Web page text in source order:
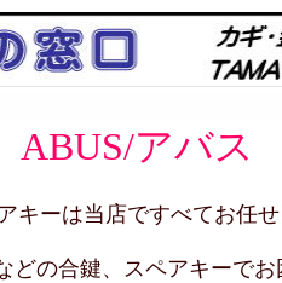
ABUS/アバス
キーは当店ですべてお任
どの合鍵、スペアキーで